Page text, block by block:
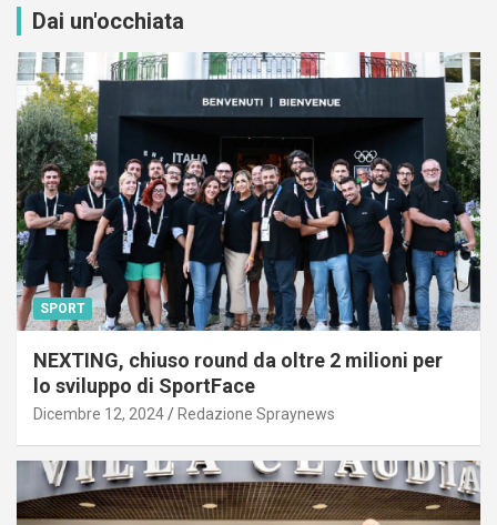
Dai un'occhiata
SPORT
NEXTING, chiuso round da oltre 2 milioni per
lo sviluppo di SportFace
Dicembre 12, 2024 Redazione Spraynews